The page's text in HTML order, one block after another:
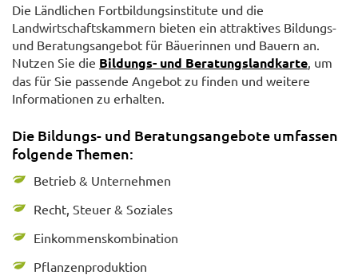
Die Ländlichen Fortbildungsinstitute und die
Landwirtschaftskammern bieten ein attraktives Bildungs-
und Beratungsangebot für Bäuerinnen und Bauern an.
Nutzen Sie die Bildungs- und Beratungslandkarte , um
das für Sie passende Angebot zu finden und weitere
Informationen zu erhalten.
Die Bildungs- und Beratungsangebote umfassen
folgende Themen:
Betrieb & Unternehmen
Recht, Steuer & Soziales
Einkommenskombination
Pflanzenproduktion